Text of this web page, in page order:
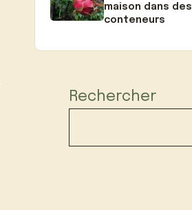
maison dans des
conteneurs
Rechercher